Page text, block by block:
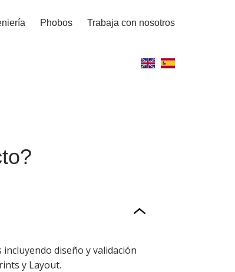
Phobos Trabaja con nosotros
diseño y validación
y Layout.